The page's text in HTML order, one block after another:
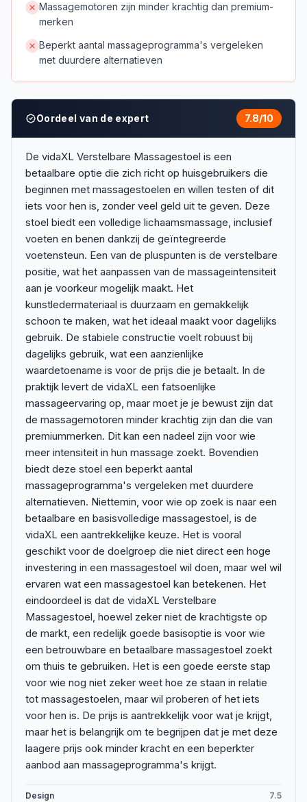
Massagemotoren zijn minder krachtig dan premium-
merken
Beperkt aantal massageprogramma's vergeleken
met duurdere alternatieven
Oordeel van de expert 7.8/10
De vidaXL Verstelbare Massagestoel is een
betaalbare optie die zich richt op huisgebruikers die
beginnen met massagestoelen en willen testen of dit
iets voor hen is, zonder veel geld uit te geven. Deze
stoel biedt een volledige lichaamsmassage, inclusief
voeten en benen dankzij de geïntegreerde
voetensteun. Een van de pluspunten is de verstelbare
positie, wat het aanpassen van de massageintensiteit
aan je voorkeur mogelijk maakt. Het
kunstledermateriaal is duurzaam en gemakkelijk
schoon te maken, wat het ideaal maakt voor dagelijks
gebruik. De stabiele constructie voelt robuust bij
dagelijks gebruik, wat een aanzienlijke
waardetoename is voor de prijs die je betaalt. In de
praktijk levert de vidaXL een fatsoenlijke
massageervaring op, maar moet je je bewust zijn dat
de massagemotoren minder krachtig zijn dan die van
premiummerken. Dit kan een nadeel zijn voor wie
meer intensiteit in hun massage zoekt. Bovendien
biedt deze stoel een beperkt aantal
massageprogramma's vergeleken met duurdere
alternatieven. Niettemin, voor wie op zoek is naar een
betaalbare en basisvolledige massagestoel, is de
vidaXL een aantrekkelijke keuze. Het is vooral
geschikt voor de doelgroep die niet direct een hoge
investering in een massagestoel wil doen, maar wel wil
ervaren wat een massagestoel kan betekenen. Het
eindoordeel is dat de vidaXL Verstelbare
Massagestoel, hoewel zeker niet de krachtigste op
de markt, een redelijk goede basisoptie is voor wie
een betrouwbare en betaalbare massagestoel zoekt
om thuis te gebruiken. Het is een goede eerste stap
voor wie nog niet zeker weet hoe ze staan in relatie
tot massagestoelen, maar wil proberen of het iets
voor hen is. De prijs is aantrekkelijk voor wat je krijgt,
maar het is belangrijk om te begrijpen dat je met deze
laagere prijs ook minder kracht en een beperkter
aanbod aan massageprogramma's krijgt.
Design 7.5